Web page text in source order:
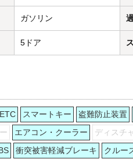
ガソリン
5ドア
ETC スマートキー 盗難防止装置
エアコン・クーラー ディスチ
衝突被害軽減ブレーキ クルー